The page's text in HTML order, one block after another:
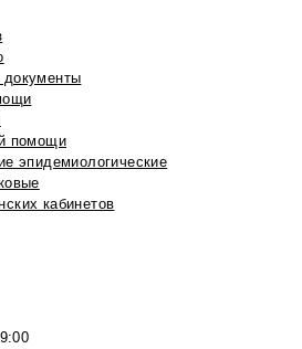
помощи
эпидемиологические
кабинетов